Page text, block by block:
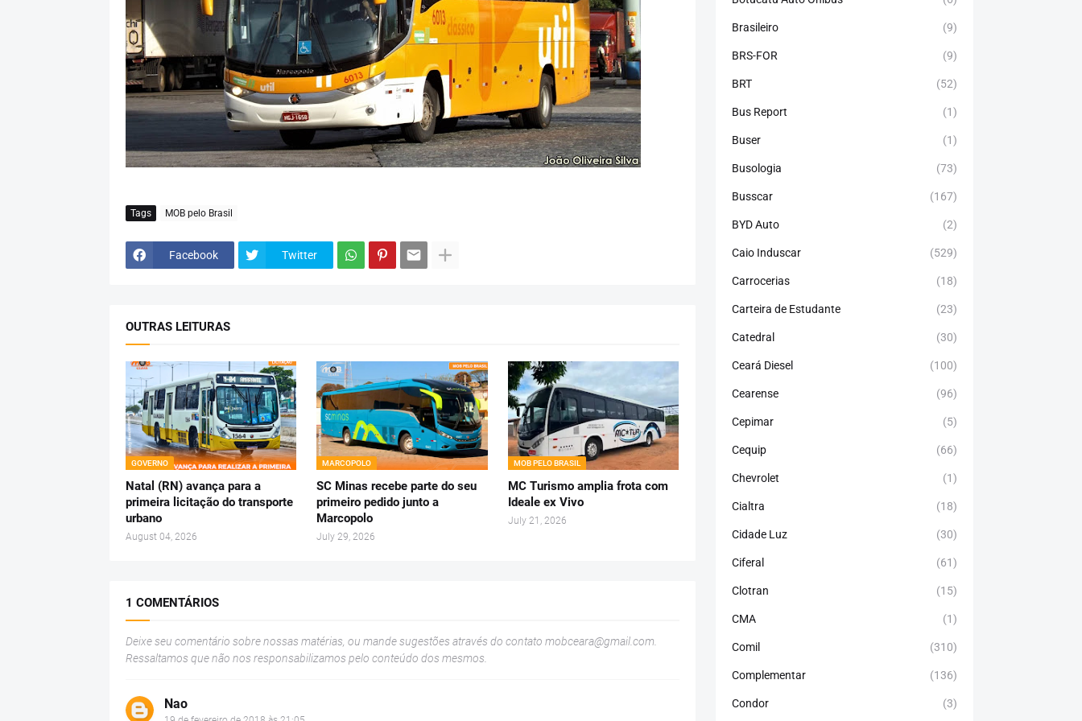
Tags MOB pelo Brasil
Facebook Twitter
OUTRAS LEITURAS
GOVERNO
Natal (RN) avança para a
primeira licitação do transporte
urbano
August 04, 2026
MARCOPOLO
SC Minas recebe parte do seu
primeiro pedido junto a
Marcopolo
July 29, 2026
MOB PELO BRASIL
MC Turismo amplia frota com
Ideale ex Vivo
July 21, 2026
1 COMENTÁRIOS
Deixe seu comentário sobre nossas matérias, ou mande sugestões através do contato mobceara@gmail.com.
Ressaltamos que não nos responsabilizamos pelo conteúdo dos mesmos.
Nao
Brasileiro (9)
BRS-FOR (9)
BRT (52)
Bus Report (1)
Buser (1)
Busologia (73)
Busscar (167)
BYD Auto (2)
Caio Induscar (529)
Carrocerias (18)
Carteira de Estudante (23)
Catedral (30)
Ceará Diesel (100)
Cearense (96)
Cepimar (5)
Cequip (66)
Chevrolet (1)
Cialtra (18)
Cidade Luz (30)
Ciferal (61)
Clotran (15)
CMA (1)
Comil (310)
Complementar (136)
Condor (3)